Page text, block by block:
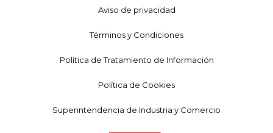
Aviso de privacidad
Términos y Condiciones
Política de Tratamiento de Información
Política de Cookies
Superintendencia de Industria y Comercio